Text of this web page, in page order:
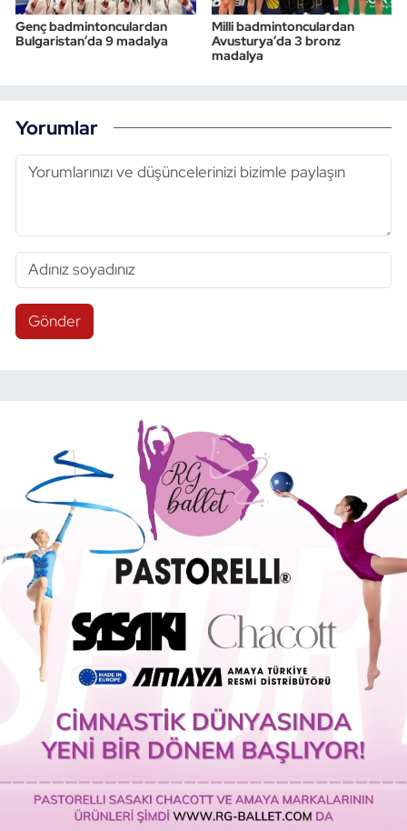
Genç badmintonculardan
Bulgaristan’da 9 madalya
Milli badmintonculardan
Avusturya’da 3 bronz
madalya
Yorumlar
Gönder